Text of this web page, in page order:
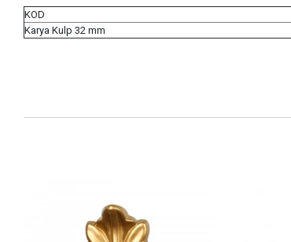
KOD
Karya Kulp 32 mm